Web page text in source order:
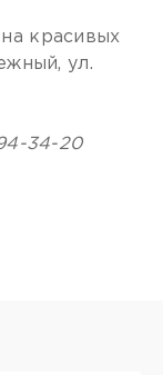
красивых
ул.
34-20